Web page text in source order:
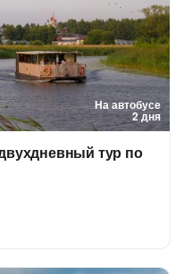
На автобусе
2 дня
тур по